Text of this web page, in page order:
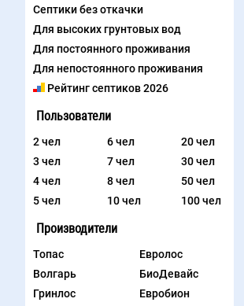
Септики без откачки
Для высоких грунтовых вод
Для постоянного проживания
Для непостоянного проживания
Рейтинг септиков 2026
Пользователи
2 чел
3 чел
4 чел
5 чел
6 чел
7 чел
8 чел
10 чел
20 чел
30 чел
50 чел
100 чел
Производители
Топас
Евролос
Волгарь
БиоДевайс
Гринлос
Евробион